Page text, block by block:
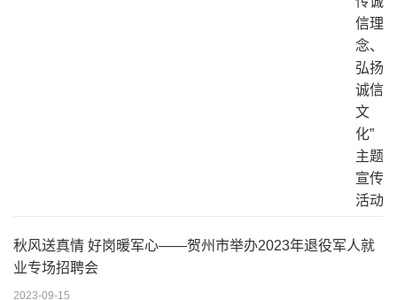
秋风送真情 好岗暖军心——贺州市举办2023年退役军人就
业专场招聘会
2023-09-15